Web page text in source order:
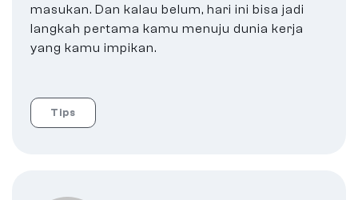
masukan. Dan kalau belum, hari ini bisa jadi
langkah pertama kamu menuju dunia kerja
yang kamu impikan.
Tips